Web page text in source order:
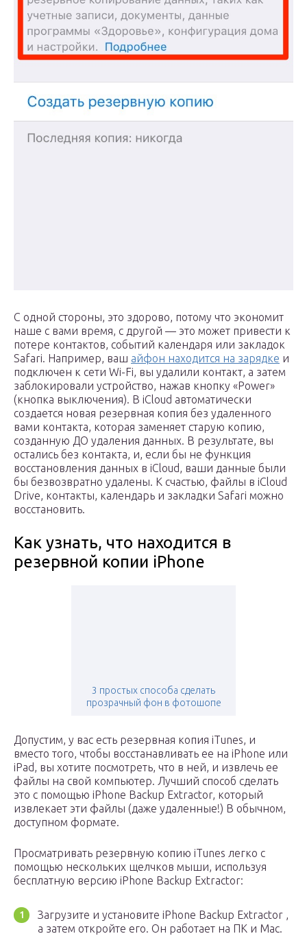
С одной стороны, это здорово, потому что экономит
наше с вами время, с другой — это может привести к
потере контактов, событий календаря или закладок
Safari. Например, ваш айфон находится на зарядке и
подключен к сети Wi-Fi, вы удалили контакт, а затем
заблокировали устройство, нажав кнопку «Power»
(кнопка выключения). В iCloud автоматически
создается новая резервная копия без удаленного
вами контакта, которая заменяет старую копию,
созданную ДО удаления данных. В результате, вы
остались без контакта, и, если бы не функция
восстановления данных в iCloud, ваши данные были
бы безвозвратно удалены. К счастью, файлы в iCloud
Drive, контакты, календарь и закладки Safari можно
восстановить.
Как узнать, что находится в
резервной копии iPhone
3 простых способа сделать
прозрачный фон в фотошопе
Допустим, у вас есть резервная копия iTunes, и
вместо того, чтобы восстанавливать ее на iPhone или
iPad, вы хотите посмотреть, что в ней, и извлечь ее
файлы на свой компьютер. Лучший способ сделать
это с помощью iPhone Backup Extractor, который
извлекает эти файлы (даже удаленные!) В обычном,
доступном формате.
Просматривать резервную копию iTunes легко с
помощью нескольких щелчков мыши, используя
бесплатную версию iPhone Backup Extractor:
Загрузите и установите iPhone Backup Extractor ,
а затем откройте его. Он работает на ПК и Mac.